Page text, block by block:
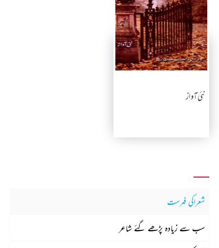
نئی آواز
شعراکی فہرست
سب سے زیادہ پڑھے گئے شاعر